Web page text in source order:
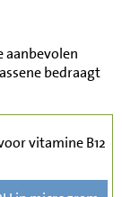
aanbevolen
bedraagt
vitamine B12